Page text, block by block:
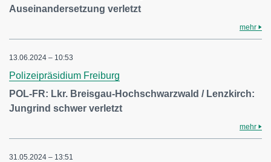
Auseinandersetzung verletzt
mehr
13.06.2024 – 10:53
Polizeipräsidium Freiburg
POL-FR: Lkr. Breisgau-Hochschwarzwald / Lenzkirch:
Jungrind schwer verletzt
mehr
31.05.2024 – 13:51